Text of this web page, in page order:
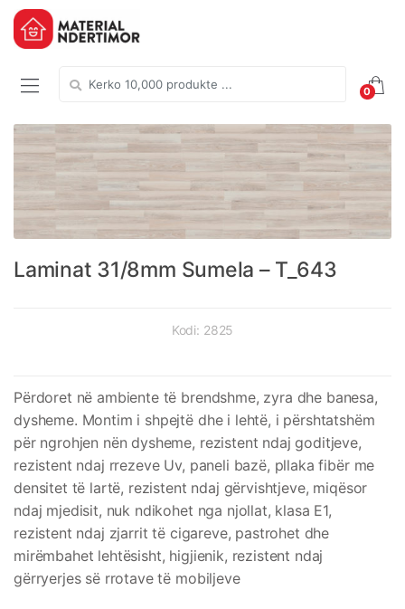
Skip
Skip
for:
0
Laminat 31/8mm Sumela – T_643
Kodi: 2825
Përdoret në ambiente të brendshme, zyra dhe banesa,
dysheme. Montim i shpejtë dhe i lehtë, i përshtatshëm
për ngrohjen nën dysheme, rezistent ndaj goditjeve,
rezistent ndaj rrezeve Uv, paneli bazë, pllaka fibër me
densitet të lartë, rezistent ndaj gërvishtjeve, miqësor
ndaj mjedisit, nuk ndikohet nga njollat, klasa E1,
rezistent ndaj zjarrit të cigareve, pastrohet dhe
mirëmbahet lehtësisht, higjienik, rezistent ndaj
gërryerjes së rrotave të mobiljeve